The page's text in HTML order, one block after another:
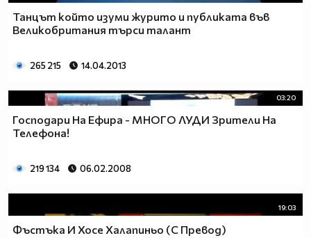
Танцът който изуми журито и публиката във
Великобритания търси талант
265 215 14.04.2013
03:20
Господари На Ефира - МНОГО ЛУДИ Зрители На
Teлефона!
219 134 06.02.2008
19:03
Фъстъка И Хосе Халапиньо (С Превод)